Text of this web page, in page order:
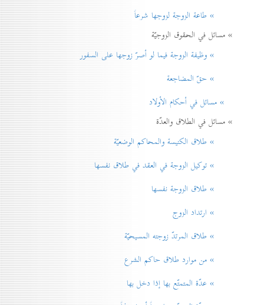
» طاعة الزوجة لزوجها شرعاً
» مسائل في الحقوق الزوجيّة
» وظيفة الزوجة فيما لو أصرّ زوجها على السفور
» حقّ المضاجعة
» مسائل في أحكام الأولاد
» مسائل في الطلاق والعدّة
» طلاق الكنيسة والمحاكم الوضعيّة
» توكيل الزوجة في العقد في طلاق نفسها
» طلاق الزوجة نفسها
» ارتداد الزوج
» طلاق المرتدّ زوجته المسيحيّة
» من موارد طلاق حاكم الشرع
» عدّة المتمتّع بها إذا دخل بها